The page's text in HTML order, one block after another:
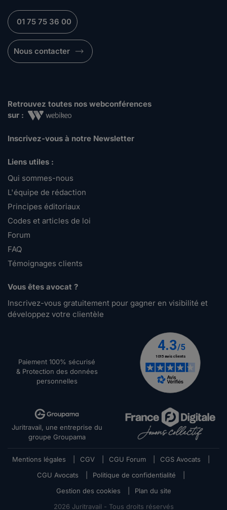
01 75 75 36 00
Nous contacter
Retrouvez toutes nos webconférences
sur :
Inscrivez-vous à notre Newsletter
Liens utiles :
Qui sommes-nous
L'équipe de rédaction
Principes éditoriaux
Codes et articles de loi
Forum
FAQ
Témoignages clients
Vous êtes avocat ?
Inscrivez-vous gratuitement pour gagner en visibilité et
développez votre clientèle
Paiement 100% sécurisé
& Protection des données
personnelles
Juritravail, une entreprise du
groupe Groupama
Mentions légales CGV CGU Forum CGS Avocats
CGU Avocats
Politique de confidentialité
Gestion des cookies
Plan du site
2026 Juritravail - Tous droits réservés